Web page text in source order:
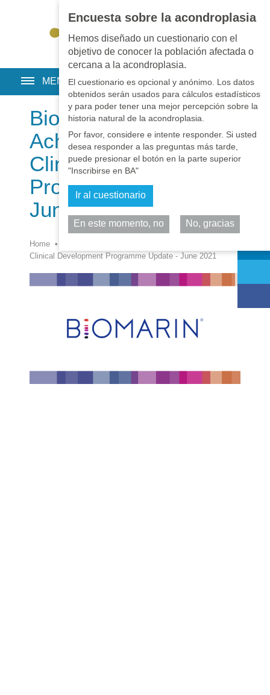
Encuesta sobre la acondroplasia
Hemos diseñado un cuestionario con el
objetivo de conocer la población afectada o
cercana a la acondroplasia.
El cuestionario es opcional y anónimo. Los datos
obtenidos serán usados para cálculos estadísticos
y para poder tener una mejor percepción sobre la
historia natural de la acondroplasia.
Por favor, considere e intente responder. Si usted
desea responder a las preguntas más tarde,
puede presionar el botón en la parte superior
"Inscribirse en BA"
Ir al cuestionario
En este momento, no No, gracias
EN • PT • ES • RU
MENU
BioMarin -
Achondroplasia
Clinical Development
Programme Update -
June 2021
Home •
Clinical Development Programme Update - June 2021